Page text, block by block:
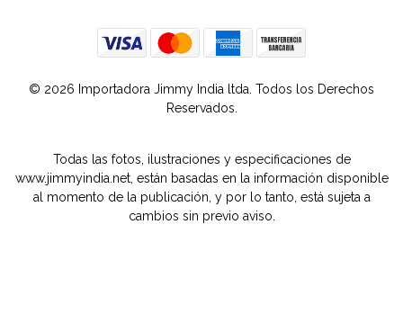
© 2026 Importadora Jimmy India ltda. Todos los Derechos
Reservados.
Todas las fotos, ilustraciones y especificaciones de
www.jimmyindia.net, están basadas en la información disponible
al momento de la publicación, y por lo tanto, está sujeta a
cambios sin previo aviso.